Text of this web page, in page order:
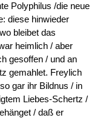
Polyphilus /die neue
diese hinwieder
bleibet das
heimlich / aber
gesoffen / und an
gemahlet. Freylich
gar ihr Bildnus / in
Liebes-Schertz /
/ daß er